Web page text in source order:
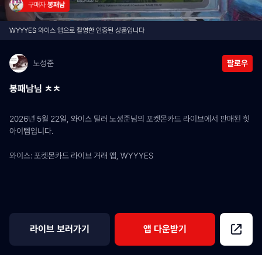
구매자 봉패남
WYYYES 와이스 앱으로 촬영한 인증된 상품입니다
노성준 팔로우
봉패남님 ㅊㅊ
2026년 5월 22일, 와이스 딜러 노성준님의 포켓몬카드 라이브에서 판매된 힛
아이템입니다.
와이스: 포켓몬카드 라이브 거래 앱, WYYYES
라이브 보러가기 앱 다운받기